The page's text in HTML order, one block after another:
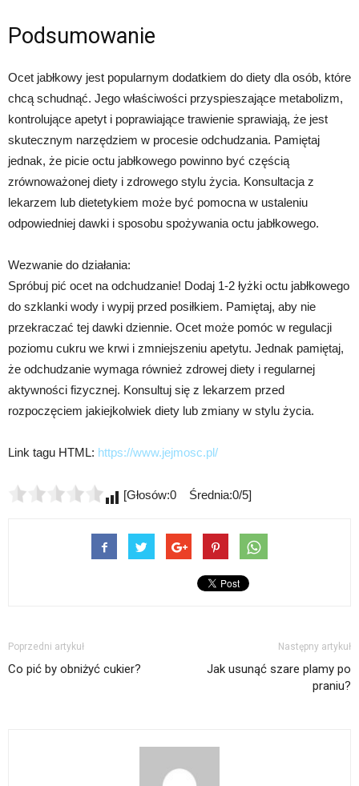
Podsumowanie
Ocet jabłkowy jest popularnym dodatkiem do diety dla osób, które
chcą schudnąć. Jego właściwości przyspieszające metabolizm,
kontrolujące apetyt i poprawiające trawienie sprawiają, że jest
skutecznym narzędziem w procesie odchudzania. Pamiętaj
jednak, że picie octu jabłkowego powinno być częścią
zrównoważonej diety i zdrowego stylu życia. Konsultacja z
lekarzem lub dietetykiem może być pomocna w ustaleniu
odpowiedniej dawki i sposobu spożywania octu jabłkowego.
Wezwanie do działania:
Spróbuj pić ocet na odchudzanie! Dodaj 1-2 łyżki octu jabłkowego
do szklanki wody i wypij przed posiłkiem. Pamiętaj, aby nie
przekraczać tej dawki dziennie. Ocet może pomóc w regulacji
poziomu cukru we krwi i zmniejszeniu apetytu. Jednak pamiętaj,
że odchudzanie wymaga również zdrowej diety i regularnej
aktywności fizycznej. Konsultuj się z lekarzem przed
rozpoczęciem jakiejkolwiek diety lub zmiany w stylu życia.
Link tagu HTML: https://www.jejmosc.pl/
[Głosów:0 Średnia:0/5]
Poprzedni artykuł
Co pić by obniżyć cukier?
Następny artykuł
Jak usunąć szare plamy po
praniu?